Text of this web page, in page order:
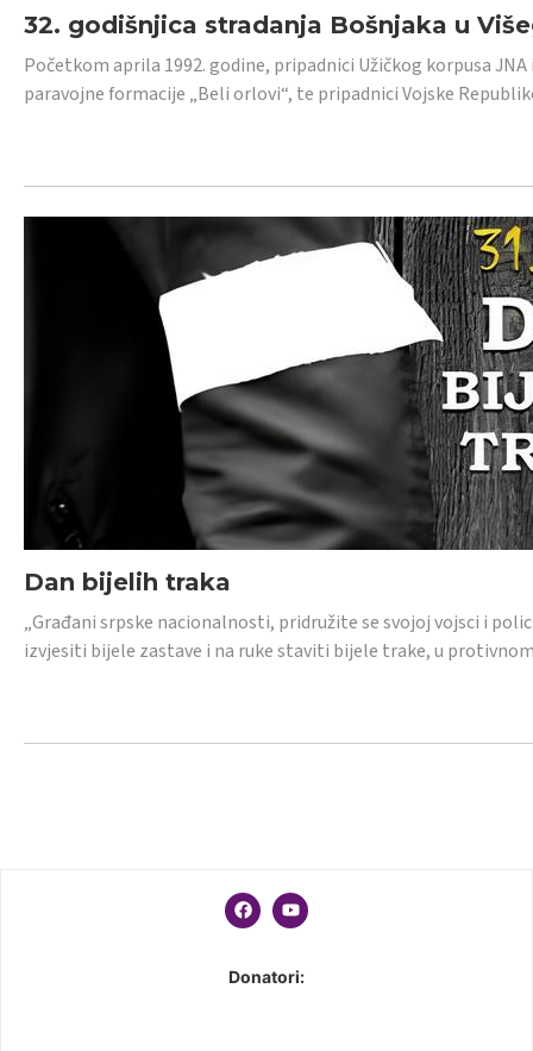
32. godišnjica stradanja Bošnjaka u
Početkom aprila 1992. godine, pripadnici Užičkog korpusa
paravojne formacije „Beli orlovi“, te pripadnici Vojske
Dan bijelih traka
„Građani srpske nacionalnosti, pridružite se svojoj vojsci i
izvjesiti bijele zastave i na ruke staviti bijele trake, u
Donatori: